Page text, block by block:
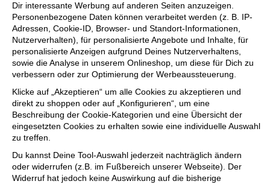
Dir interessante Werbung auf anderen Seiten anzuzeigen.
Personenbezogene Daten können verarbeitet werden (z. B. IP-
Adressen, Cookie-ID, Browser- und Standort-Informationen,
Nutzerverhalten), für personalisierte Angebote und Inhalte, für
personalisierte Anzeigen aufgrund Deines Nutzerverhaltens,
sowie die Analyse in unserem Onlineshop, um diese für Dich zu
verbessern oder zur Optimierung der Werbeaussteuerung.
Klicke auf „Akzeptieren“ um alle Cookies zu akzeptieren und
direkt zu shoppen oder auf „Konfigurieren“, um eine
Beschreibung der Cookie-Kategorien und eine Übersicht der
eingesetzten Cookies zu erhalten sowie eine individuelle Auswahl
zu treffen.
Du kannst Deine Tool-Auswahl jederzeit nachträglich ändern
oder widerrufen (z.B. im Fußbereich unserer Webseite). Der
Widerruf hat jedoch keine Auswirkung auf die bisherige